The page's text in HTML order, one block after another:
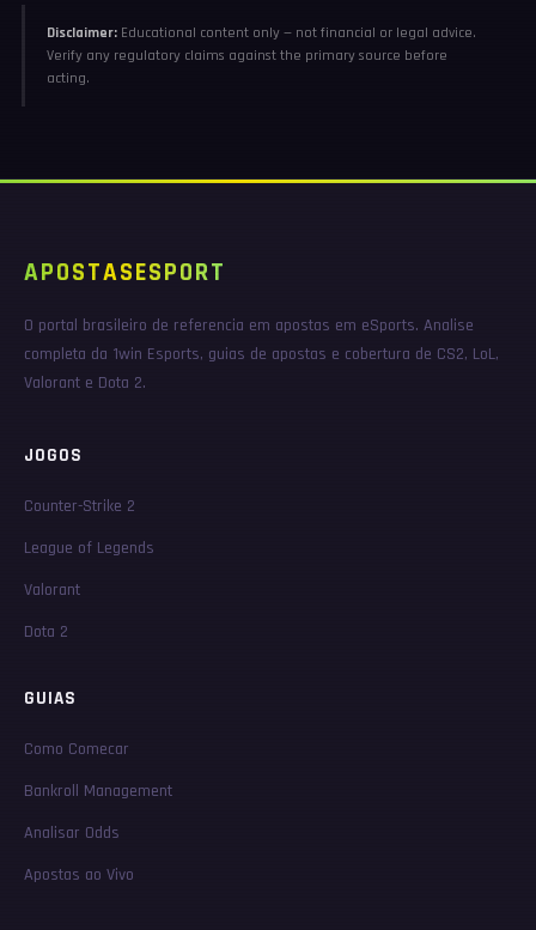
Disclaimer: Educational content only — not financial or legal advice.
Verify any regulatory claims against the primary source before
acting.
APOSTASESPORT
O portal brasileiro de referencia em apostas em eSports. Analise
completa da 1win Esports, guias de apostas e cobertura de CS2, LoL,
Valorant e Dota 2.
JOGOS
Counter-Strike 2
League of Legends
Valorant
Dota 2
GUIAS
Como Comecar
Bankroll Management
Analisar Odds
Apostas ao Vivo